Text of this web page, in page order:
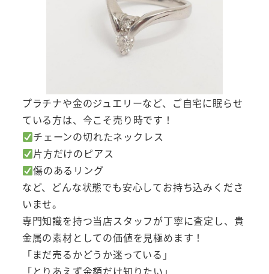
プラチナや金のジュエリーなど、ご自宅に眠らせ
ている方は、今こそ売り時です！
チェーンの切れたネックレス
片方だけのピアス
傷のあるリング
など、どんな状態でも安心してお持ち込みくださ
いませ。
専門知識を持つ当店スタッフが丁寧に査定し、貴
金属の素材としての価値を見極めます！
「まだ売るかどうか迷っている」